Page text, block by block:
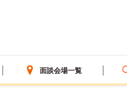
面談会場一覧